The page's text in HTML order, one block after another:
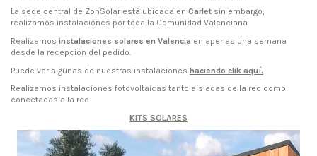
La sede central de ZonSolar está ubicada en Carlet sin embargo,
realizamos instalaciones por toda la Comunidad Valenciana.
Realizamos instalaciones solares en Valencia en apenas una semana
desde la recepción del pedido.
Puede ver algunas de nuestras instalaciones haciendo clik aquí.
Realizamos instalaciones fotovoltaicas tanto aisladas de la red como
conectadas a la red.
KITS SOLARES